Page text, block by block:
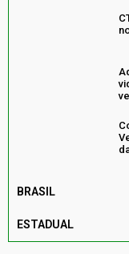
BRASIL
ESTADUAL